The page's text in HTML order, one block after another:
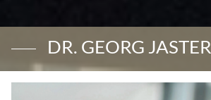
DR. GEORG JASTER